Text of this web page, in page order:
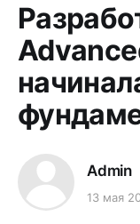
Admin
13 мая